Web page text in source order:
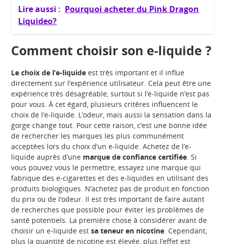
Lire aussi : Pourquoi acheter du Pink Dragon
Liquideo?
Comment choisir son e-liquide ?
Le choix de l’e-liquide est très important et il influe
directement sur l’expérience utilisateur. Cela peut être une
expérience très désagréable, surtout si l’e-liquide n’est pas
pour vous. À cet égard, plusieurs critères influencent le
choix de l’e-liquide. L’odeur, mais aussi la sensation dans la
gorge change tout. Pour cette raison, c’est une bonne idée
de rechercher les marques les plus communément
acceptées lors du choix d’un e-liquide. Achetez de l’e-
liquide auprès d’une marque de confiance certifiée. Si
vous pouvez vous le permettre, essayez une marque qui
fabrique des e-cigarettes et des e-liquides en utilisant des
produits biologiques. N’achetez pas de produit en fonction
du prix ou de l’odeur. Il est très important de faire autant
de recherches que possible pour éviter les problèmes de
santé potentiels. La première chose à considérer avant de
choisir un e-liquide estsa teneur en nicotine. Cependant,
plus la quantité de nicotine est élevée, plus l’effet est